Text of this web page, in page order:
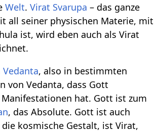
Welt.Virat Svarupa – das ganze
all seiner physischen Materie, mit
ist, wird eben auch als Virat
Vedanta, also in bestimmten
von Vedanta, dass Gott
hat. Gott ist zum
, das Absolute. Gott ist auch
die kosmische Gestalt, ist Virat,